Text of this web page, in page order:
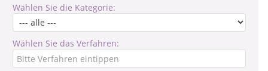
Wählen Sie die Kategorie:
Wählen Sie das Verfahren: